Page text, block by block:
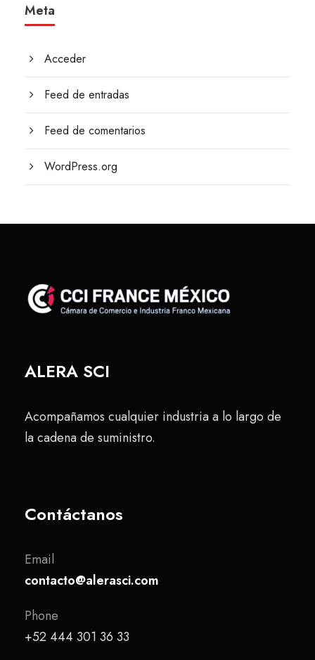
Meta
Acceder
Feed de entradas
Feed de comentarios
WordPress.org
ALERA SCI
Acompañamos cualquier industria a lo largo de
la cadena de suministro.
Contáctanos
Email
contacto@alerasci.com
Phone
+52 444 301 36 33